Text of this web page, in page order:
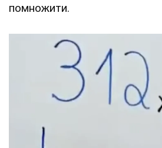
помножити.